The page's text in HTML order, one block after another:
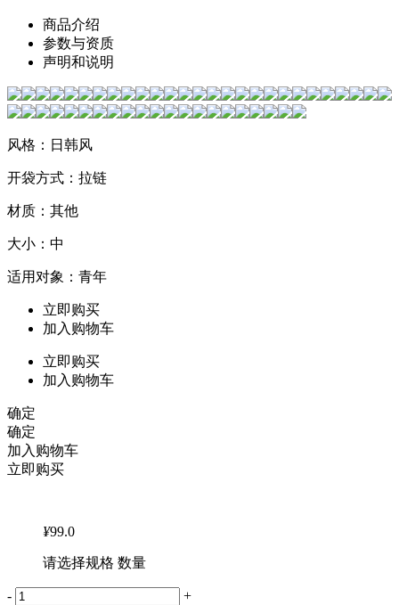
商品介绍
参数与资质
声明和说明
风格：日韩风
开袋方式：拉链
材质：其他
大小：中
适用对象：青年
立即购买
加入购物车
立即购买
加入购物车
确定
确定
加入购物车
立即购买
¥99.0
请选择规格 数量
-
+